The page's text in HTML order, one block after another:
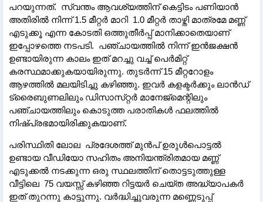
പറയുന്നത്. സ്വന്തം ആവശ്യത്തിന് കെട്ടിടം പണിയാൻ
അതിരിൽ നിന്ന് 1.5 മീറ്റർ മാറി 1.0 മീറ്റർ താഴ്തി മാത്രമേ മണ്ണ്
എടുക്കൂ എന്ന കോടതി ഒത്തുതീർപ്പ് മാനിക്കാതെയാണ്
ഇപ്പോഴത്തെ നടപടി. പഞ്ചായത്തിൽ നിന്ന് ഇൻജക്ഷൻ
ഉണ്ടായിരുന്ന കാലം ഇത് മറച്ചു വച്ച് പെർമിറ്റ്
കരസ്ഥമാക്കുകയായിരുന്നു. തുടർന്ന് 15 മീറ്ററോളം
ആഴത്തിൽ മലയിടിച്ചു കഴിഞ്ഞു. ഇവർ കളക്ടർക്കും ലാൻഡ്
ട്രൈബുണലിലും ഡിസാസ്‌റ്റർ മാനേജ്മെന്റിലും
പഞ്ചായത്തിലും കൊടുത്ത പരാതികൾ ഫലത്തിൽ
നിഷ്പ്രഭമായിരിക്കുകയാണ്.
പരിസ്ഥിതി ലോല പ്രദേശത്ത് മുൻപ് ഉരുൾപൊട്ടൽ
ഉണ്ടായ വീഡിയോ സഹിതം അനിയന്ത്രിതമായ മണ്ണ്
എടുക്കൽ നടക്കുന്ന ഒരു സ്ഥലത്തിന് തൊട്ടടുത്തുള്ള
വീട്ടിലെ 75 വയസ്സ് കഴിഞ്ഞ റിട്ടയർ ചെയ്ത അദ്ധ്യാപകർ
ഇത് തുറന്നു കാട്ടുന്നു. വർദ്ധിച്ചുവരുന്ന മണ്ണെടുപ്പ്